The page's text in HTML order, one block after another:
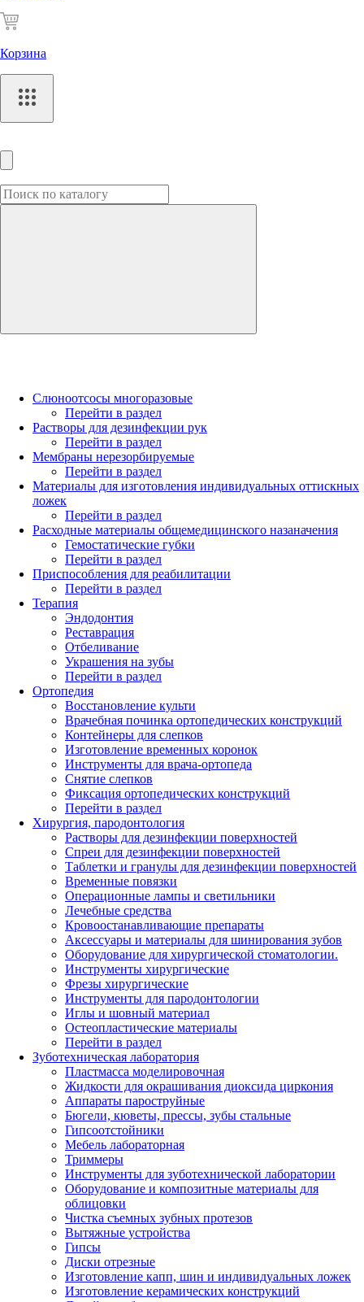
Корзина
Слюноотсосы многоразовые
Перейти в раздел
Растворы для дезинфекции рук
Перейти в раздел
Мембраны нерезорбируемые
Перейти в раздел
Материалы для изготовления индивидуальных оттискных
ложек
Перейти в раздел
Расходные материалы общемедицинского назаначения
Гемостатические губки
Перейти в раздел
Приспособления для реабилитации
Перейти в раздел
Терапия
Эндодонтия
Реставрация
Отбеливание
Украшения на зубы
Перейти в раздел
Ортопедия
Восстановление культи
Врачебная починка ортопедических конструкций
Контейнеры для слепков
Изготовление временных коронок
Инструменты для врача-ортопеда
Снятие слепков
Фиксация ортопедических конструкций
Перейти в раздел
Хирургия, пародонтология
Растворы для дезинфекции поверхностей
Спреи для дезинфекции поверхностей
Таблетки и гранулы для дезинфекции поверхностей
Временные повязки
Операционные лампы и светильники
Лечебные средства
Кровоостанавливающие препараты
Аксессуары и материалы для шинирования зубов
Оборудование для хирургической стоматологии.
Инструменты хирургические
Фрезы хирургические
Инструменты для пародонтологии
Иглы и шовный материал
Остеопластические материалы
Перейти в раздел
Зуботехническая лаборатория
Пластмасса моделировочная
Жидкости для окрашивания диоксида циркония
Аппараты пароструйные
Бюгели, кюветы, прессы, зубы стальные
Гипсоотстойники
Мебель лабораторная
Триммеры
Инструменты для зуботехнической лаборатории
Оборудование и композитные материалы для
облицовки
Чистка съемных зубных протезов
Вытяжные устройства
Гипсы
Диски отрезные
Изготовление капп, шин и индивидуальных ложек
Изготовление керамических конструкций